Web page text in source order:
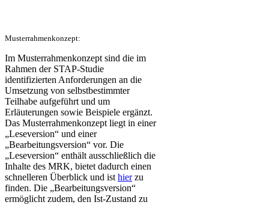
Musterrahmenkonzept:
Im Musterrahmenkonzept sind die im
Rahmen der STAP-Studie
identifizierten Anforderungen an die
Umsetzung von selbstbestimmter
Teilhabe aufgeführt und um
Erläuterungen sowie Beispiele ergänzt.
Das Musterrahmenkonzept liegt in einer
„Leseversion“ und einer
„Bearbeitungsversion“ vor. Die
„Leseversion“ enthält ausschließlich die
Inhalte des MRK, bietet dadurch einen
schnelleren Überblick und ist hierzu
finden. Die „Bearbeitungsversion“
ermöglicht zudem, den Ist-Zustand zu